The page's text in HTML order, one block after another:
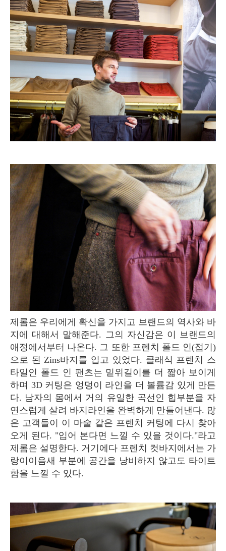
제롬은 우리에게 확신을 가지고 브랜드의 역사와 바
지에 대해서 말해준다. 그의 자신감은 이 브랜드의
애정에서부터 나온다. 그 또한 프렌치 폴드 인(접기)
으로 된 Zins바지를 입고 있었다. 클래식 프렌치 스
타일인 폴드 인 팬츠는 밑위길이를 더 짧아 보이게
하며 3D 커팅은 엉덩이 라인을 더 볼륨감 있게 만든
다. 남자의 몸에서 거의 유일한 곡선인 힙부분을 자
연스럽게 살려 바지라인을 완벽하게 만들어낸다. 많
은 고객들이 이 마술 같은 프렌치 커팅에 다시 찾아
오게 된다. "입어 본다면 느낄 수 있을 것이다."라고
제롬은 설명한다. 거기에다 프렌치 컷바지에서는 가
랑이이음새 부분에 공간을 낭비하지 않고도 타이트
함을 느낄 수 있다.